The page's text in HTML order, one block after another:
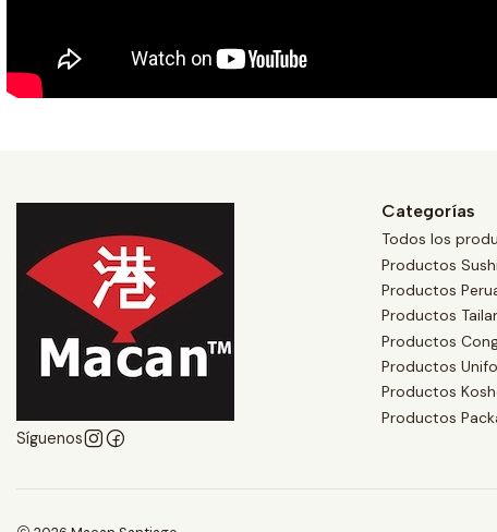
Síguenos
Categorías
Todos los
Productos Sushi
Productos
Productos
Productos
Productos
Productos
Productos